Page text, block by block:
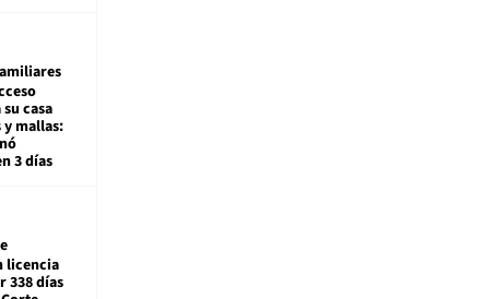
casa
mallas:
3 días
licencia
338 días